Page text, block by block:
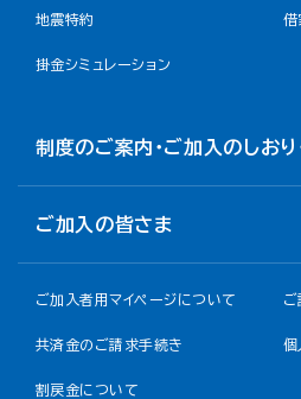
地震特約 借
掛金シミュレーション
制度のご案内・ご加入のしお
ご加入の皆さま
ご加入者用マイページについて ご
共済金のご請求手続き 個
割戻金について​